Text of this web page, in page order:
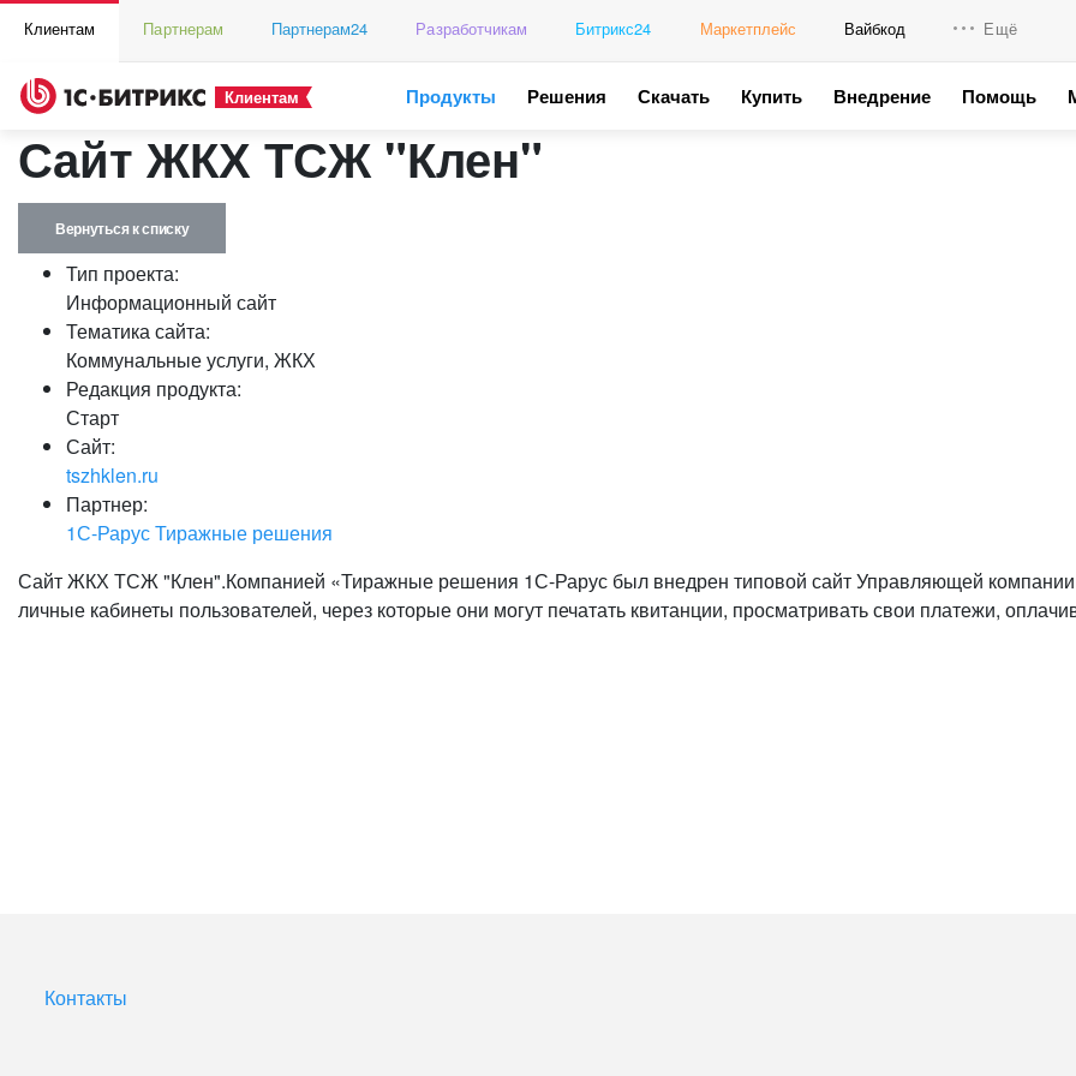
Клиентам Партнерам Партнерам24 Разработчикам Битрикс24 Маркетплейс Вайбкод Ещё
Клиентам Продукты Решения Скачать Купить Внедрение Помощь
Сайт ЖКХ ТСЖ "Клен"
Вернуться к списку
Тип проекта:
Информационный сайт
Тематика сайта:
Коммунальные услуги, ЖКХ
Редакция продукта:
Старт
Сайт:
tszhklen.ru
Партнер:
1С-Рарус Тиражные решения
Сайт ЖКХ ТСЖ "Клен".Компанией «Тиражные решения 1С-Рарус был внедрен типовой сайт Управляющей
личные кабинеты пользователей, через которые они могут печатать квитанции, просматривать свои платежи,
Контакты